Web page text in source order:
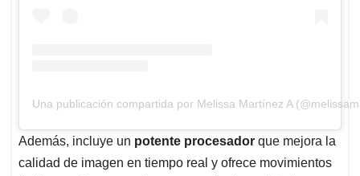
Una publicación compartida por Melissa Martínez A
Además, incluye un potente procesador que mejora la
calidad de imagen en tiempo real y ofrece movimientos